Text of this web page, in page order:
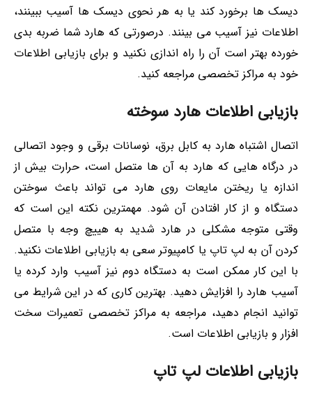
دیسک ها برخورد کند یا به هر نحوی دیسک ها آسیب ببینند،
اطلاعات نیز آسیب می بینند. درصورتی که هارد شما ضربه بدی
خورده بهتر است آن را راه اندازی نکنید و برای بازیابی اطلاعات
خود به مراکز تخصصی مراجعه کنید.
بازیابی اطلاعات هارد سوخته
اتصال اشتباه هارد به کابل برق، نوسانات برقی و وجود اتصالی
در درگاه هایی که هارد به آن ها متصل است، حرارت بیش از
اندازه یا ریختن مایعات روی هارد می تواند باعث سوختن
دستگاه و از کار افتادن آن شود. مهمترین نکته این است که
وقتی متوجه مشکلی در هارد شدید به هییچ وجه با متصل
کردن آن به لپ تاپ یا کامپیوتر سعی به بازیابی اطلاعات نکنید.
با این کار ممکن است به دستگاه دوم نیز آسیب وارد کرده یا
آسیب هارد را افزایش دهید. بهترین کاری که در این شرایط می
توانید انجام دهید، مراجعه به مراکز تخصصی تعمیرات سخت
افزار و بازیابی اطلاعات است.
بازیابی اطلاعات لپ تاپ